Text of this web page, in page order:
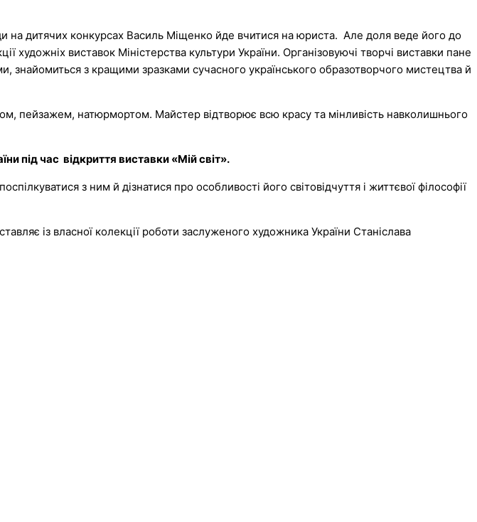
дитячих конкурсах Василь Міщенко йде вчитися на юриста. Але доля веде його до
художніх виставок Міністерства культури України. Організовуючі творчі виставки пане
знайомиться з кращими зразками сучасного українського образотворчого мистецтва й
пейзажем, натюрмортом. Майстер відтворює всю красу та мінливість навколишнього
під час відкриття виставки «Мій світ».
з ним й дізнатися про особливості його світовідчуття і життєвої філософії
із власної колекції роботи заслуженого художника України Станіслава